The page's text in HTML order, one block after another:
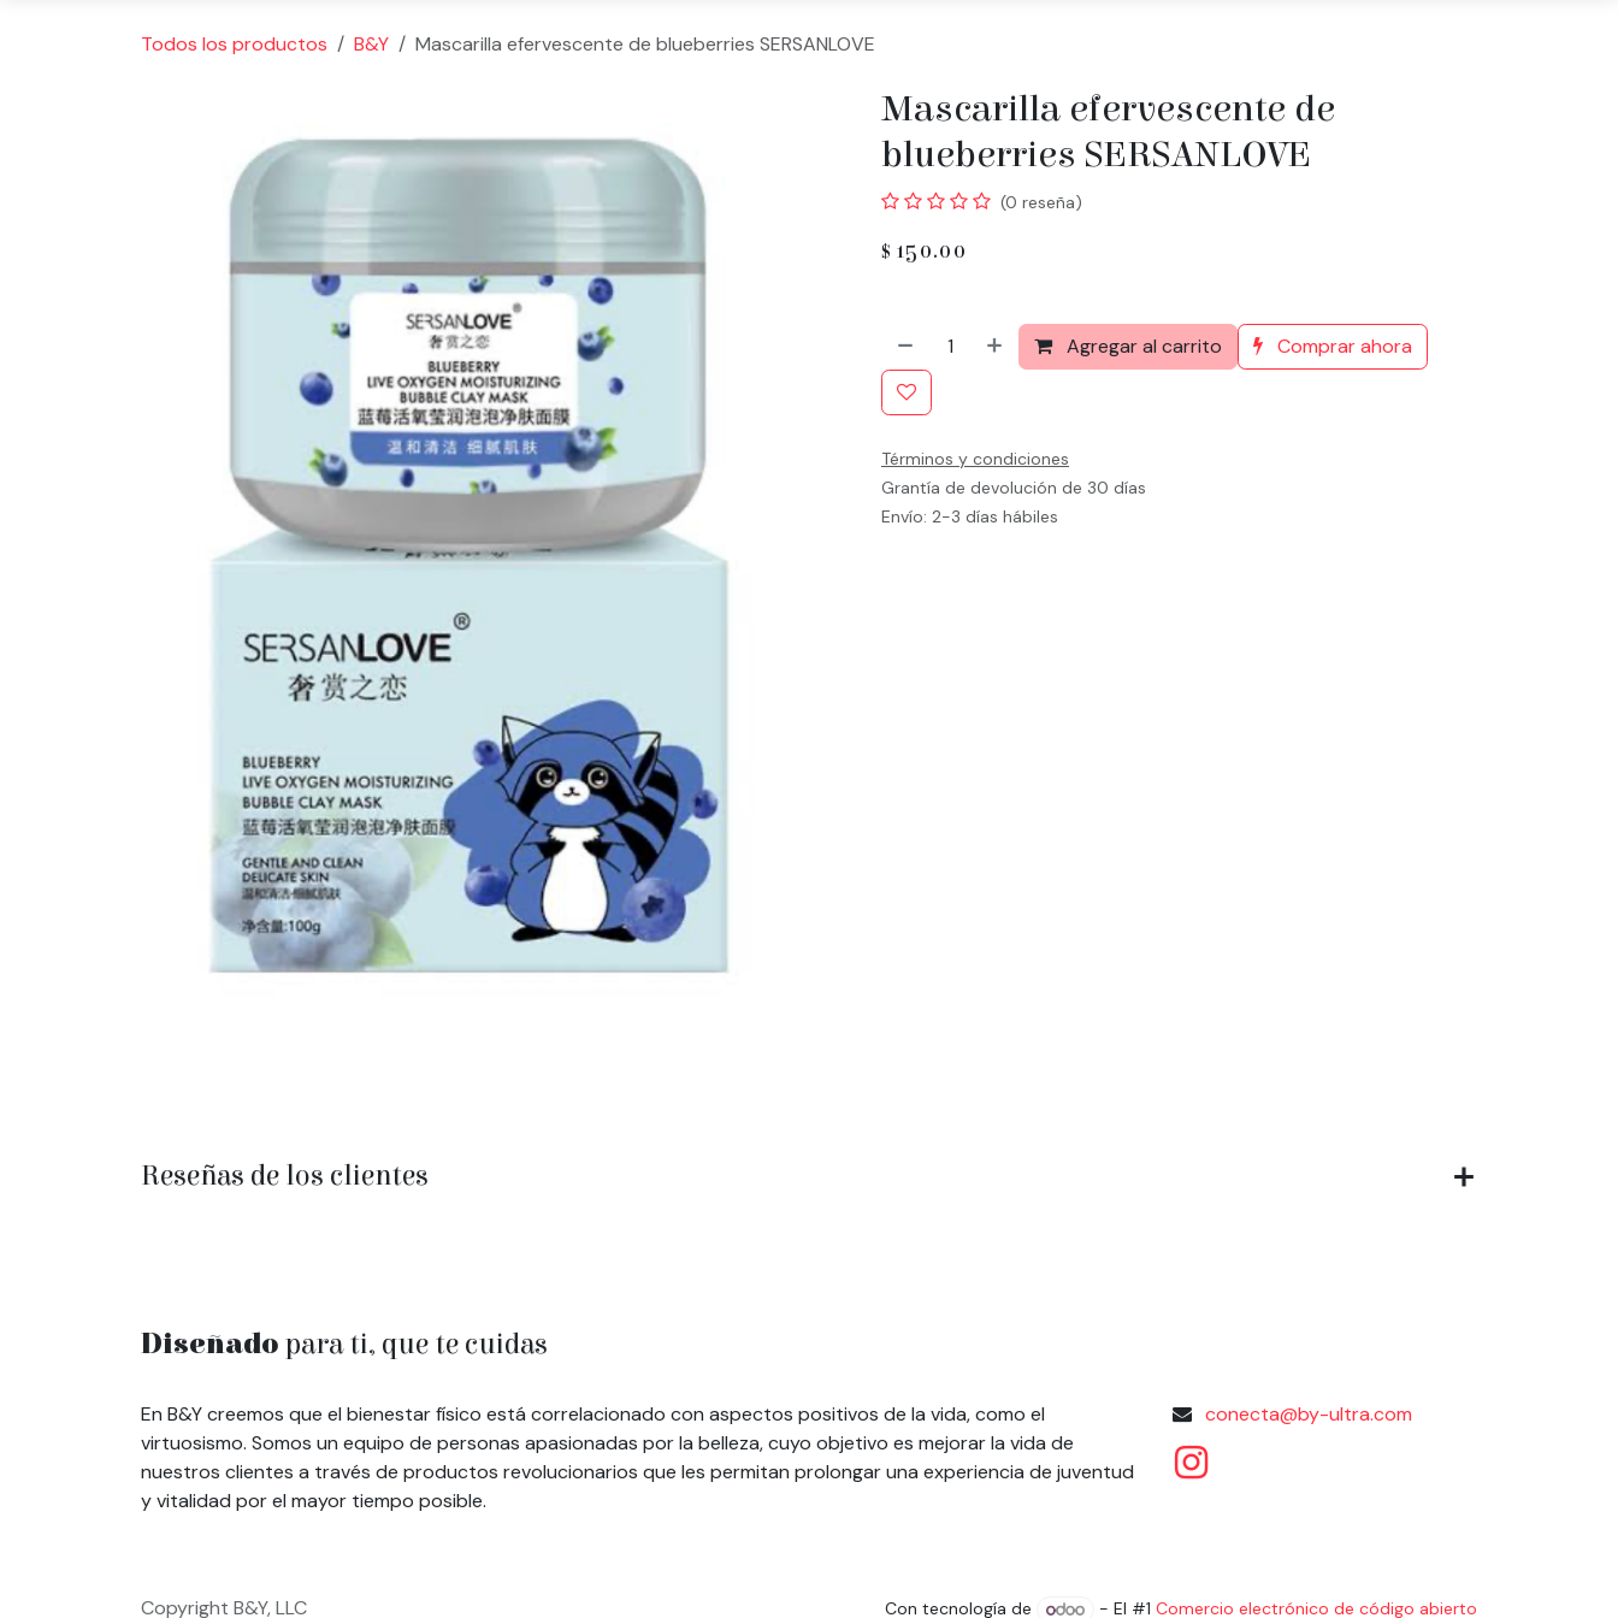
Todos los productos B&Y Mascarilla efervescente de blueberries SERSANLOVE
Mascarilla efervescente de
blueberries SERSANLOVE
(0 reseña)
$ 150.00
Agregar al carrito Comprar ahora
Términos y condiciones
Grantía de devolución de 30 días
Envío: 2-3 días hábiles
Reseñas de los clientes
Diseñado para ti, que te cuidas
En B&Y creemos que el bienestar físico está correlacionado con aspectos positivos de la vida, como el
virtuosismo. Somos un equipo de personas apasionadas por la belleza, cuyo objetivo es mejorar la vida de
nuestros clientes a través de productos revolucionarios que les permitan prolongar una experiencia de juventud
y vitalidad por el mayor tiempo posible.
conecta@by-ultra.com
Copyright B&Y, LLC Con tecnología de - El #1 Comercio electrónico de código abierto